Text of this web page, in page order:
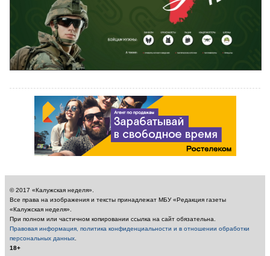
© 2017 «Калужская неделя».
Все права на изображения и тексты принадлежат МБУ «Редакция газеты
«Калужская неделя».
При полном или частичном копировании ссылка на сайт обязательна.
Правовая информация, политика конфиденциальности и в отношении обработки
персональных данных
18+